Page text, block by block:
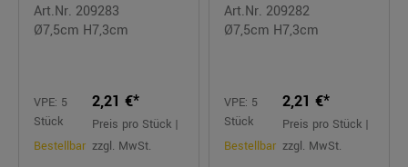
Art.Nr. 209283
Ø7,5cm H7,3cm
VPE: 5
Stück
Bestellbar
2,21 €*
Preis pro Stück |
zzgl. MwSt.
Art.Nr. 209282
Ø7,5cm H7,3cm
VPE: 5
Stück
Bestellbar
2,21 €*
Preis pro Stück |
zzgl. MwSt.